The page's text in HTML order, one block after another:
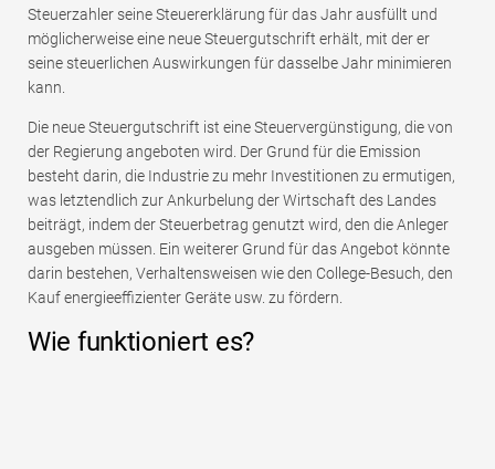
Steuerzahler seine Steuererklärung für das Jahr ausfüllt und
möglicherweise eine neue Steuergutschrift erhält, mit der er
seine steuerlichen Auswirkungen für dasselbe Jahr minimieren
kann.
Die neue Steuergutschrift ist eine Steuervergünstigung, die von
der Regierung angeboten wird. Der Grund für die Emission
besteht darin, die Industrie zu mehr Investitionen zu ermutigen,
was letztendlich zur Ankurbelung der Wirtschaft des Landes
beiträgt, indem der Steuerbetrag genutzt wird, den die Anleger
ausgeben müssen. Ein weiterer Grund für das Angebot könnte
darin bestehen, Verhaltensweisen wie den College-Besuch, den
Kauf energieeffizienter Geräte usw. zu fördern.
Wie funktioniert es?